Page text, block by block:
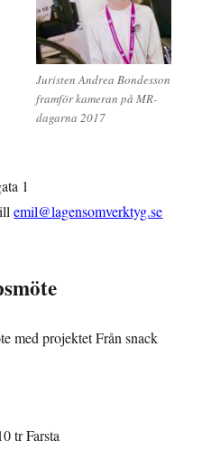
Juristen Andrea Bondesson
framför kameran på MR-
dagarna 2017
1
emil@lagensomverktyg.se
med projektet Från snack
tr Farsta